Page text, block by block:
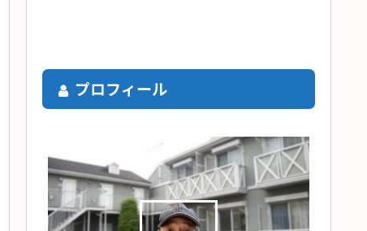
プロフィール